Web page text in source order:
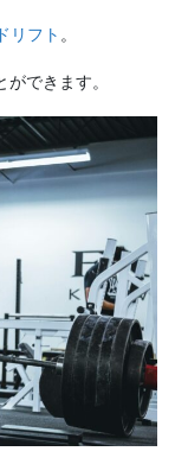
リフト 。
ができます。